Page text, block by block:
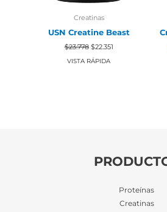
Creatinas
USN Creatine Beast
$23.778 El
precio
original
$22.351El
precio
VISTA RÁPIDA
Proteínas
Creatinas